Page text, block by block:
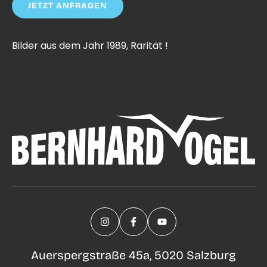
JETZT ANFRAGEN
Bilder aus dem Jahr 1989, Rarität !
Auerspergstraße 45a, 5020 Salzburg